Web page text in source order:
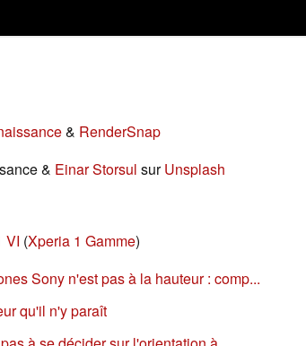
& RenderSnap
& Einar Storsul surUnsplash
VI (Xperia 1 Gamme)
Sony n'est pas à la hauteur : comp...
qu'il n'y paraît